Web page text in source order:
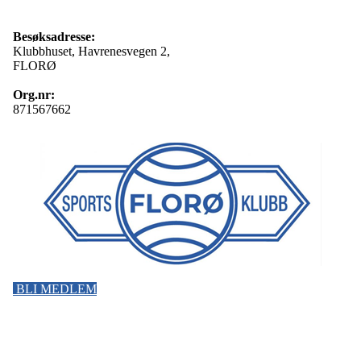
Besøksadresse:
Klubbhuset, Havrenesvegen 2,
FLORØ
Org.nr:
871567662
BLI MEDLEM